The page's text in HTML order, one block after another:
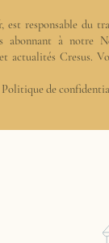
est responsable du
abonnant à notre
actualités Cresus.
Politique de